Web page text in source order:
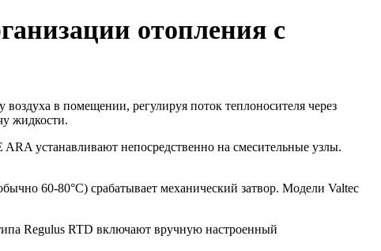
отопления с
в помещении, регулируя поток теплоносителя через
жидкости.
устанавливают непосредственно на смесительные узлы.
60-80°C) срабатывает механический затвор. Модели Valtec
Regulus RTD включают вручную настроенный